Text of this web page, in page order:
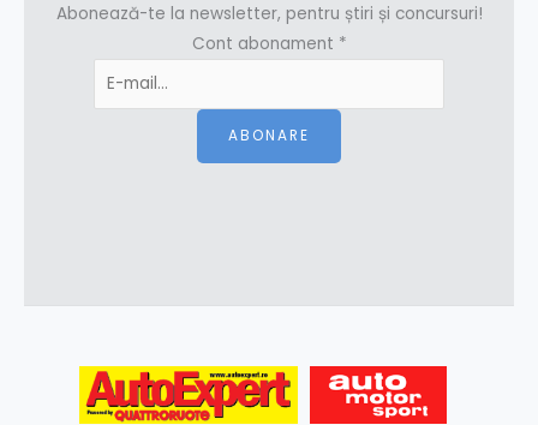
Abonează-te la newsletter, pentru știri și concursuri!
Cont abonament *
ABONARE